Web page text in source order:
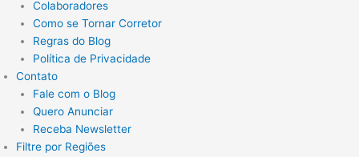
Colaboradores
Como se Tornar Corretor
Regras do Blog
Política de Privacidade
Contato
Fale com o Blog
Quero Anunciar
Receba Newsletter
Filtre por Regiões